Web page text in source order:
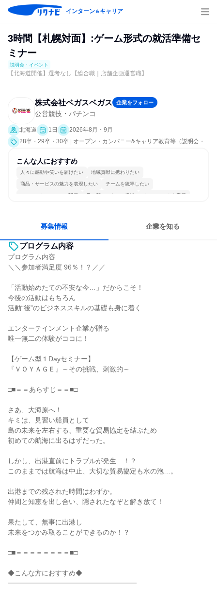
インターン＆キャリア
3時間【札幌対面】:ゲーム形式の就活準備セ
ミナー
説明会・イベント
【北海道開催】選考なし【総合職｜店舗企画運営職】
株式会社ベガスベガス 企業をフォロー
公営競技・パチンコ
北海道 1日
2026年8月・9月
28卒・29卒・30卒 | オープン・カンパニー&キャリア教育等（説明会・
こんな人におすすめ
人々に感動や笑いを届けたい 地域貢献に携わりたい
商品・サービスの魅力を表現したい チームを統率したい
コミュニケーションが活発 常に新しいものに挑戦 チームワークを重視
募集情報 企業を知る
プログラム内容
プログラム内容
＼＼参加者満足度 96％！？／／
「活動始めたての不安な今…」だからこそ！
今後の活動はもちろん
活動“後”のビジネススキルの基礎も身に着く
エンターテインメント企業が贈る
唯一無二の体験がココに！
【ゲーム型１Dayセミナー】
『ＶＯＹＡＧＥ』～その挑戦、刺激的～
□■＝＝あらすじ＝＝■□
さあ、大海原へ！
キミは、見習い船員として
島の未来を左右する、重要な貿易協定を結ぶため
初めての航海に出るはずだった。
しかし、出港直前にトラブルが発生…！？
このままでは航海は中止、大切な貿易協定も水の泡…。
出港までの残された時間はわずか。
仲間と知恵を出し合い、隠されたなぞと解き放て！
果たして、無事に出港し
未来をつかみ取ることができるのか！？
□■＝＝＝＝＝＝＝＝■□
◆こんな方におすすめ◆
━━━━━━━━━━━━━━━━━━━